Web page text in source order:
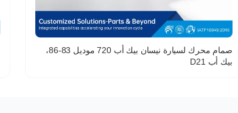
صمام محرك لسيارة نيسان بيك أب 720 موديل 83-86،
بيك أب D21